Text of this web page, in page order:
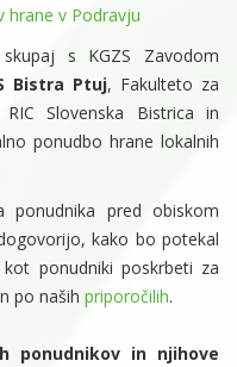
hrane v Podravju
s KGZS Zavodom
Bistra Ptuj, Fakulteto za
Slovenska Bistrica in
ponudbo hrane lokalnih
ponudnika pred obiskom
kako bo potekal
ponudniki poskrbeti za
po naših priporočilih.
ponudnikov in njihove